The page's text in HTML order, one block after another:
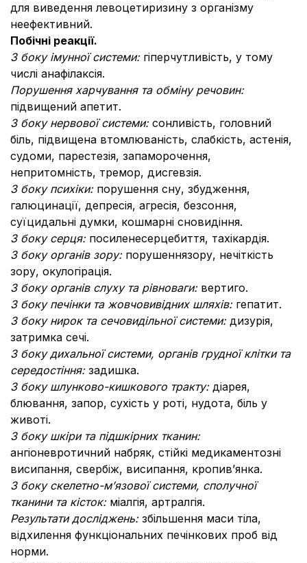
для виведення левоцетиризину з організму
неефективний.
Побічні реакції.
З боку імунної системи: гіперчутливість, у тому
числі анафілаксія.
Порушення харчування та обміну речовин:
підвищений апетит.
З боку нервової системи: сонливість, головний
біль, підвищена втомлюваність, слабкість, астенія,
судоми, парестезія, запаморочення,
непритомність, тремор, дисгевзія.
З боку психіки: порушення сну, збудження,
галюцинації, депресія, агресія, безсоння,
суїцидальні думки, кошмарні сновидіння.
З боку серця: посиленесерцебиття, тахікардія.
З боку органів зору: порушеннязору, нечіткість
зору, окулогірація.
З боку органів слуху та рівноваги: вертиго.
З боку печінки та жовчовивідних шляхів: гепатит.
З боку нирок та сечовидільної системи: дизурія,
затримка сечі.
З боку дихальної системи, органів грудної клітки та
середостіння: задишка.
З боку шлунково-кишкового тракту: діарея,
блювання, запор, сухість у роті, нудота, біль у
животі.
З боку шкіри та підшкірних тканин:
ангіоневротичний набряк, стійкі медикаментозні
висипання, свербіж, висипання, кропив’янка.
З боку скелетно-м’язової системи, сполучної
тканини та кісток: міалгія, артралгія.
Результати досліджень: збільшення маси тіла,
відхилення функціональних печінкових проб від
норми.